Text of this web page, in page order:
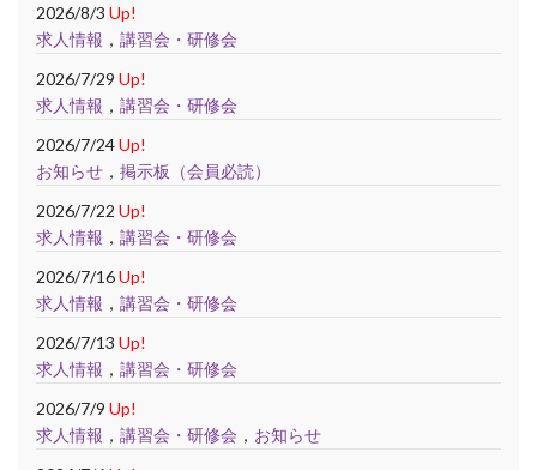
2026/8/3 Up!
求人情報 ， 講習会・研修会
2026/7/29 Up!
求人情報 ， 講習会・研修会
2026/7/24Up!
お知らせ ， 掲示板（会員必読）
2026/7/22 Up!
求人情報 ， 講習会・研修会
2026/7/16Up!
求人情報 ， 講習会・研修会
2026/7/13 Up!
求人情報 ， 講習会・研修会
2026/7/9 Up!
求人情報 ， 講習会・研修会 ， お知らせ